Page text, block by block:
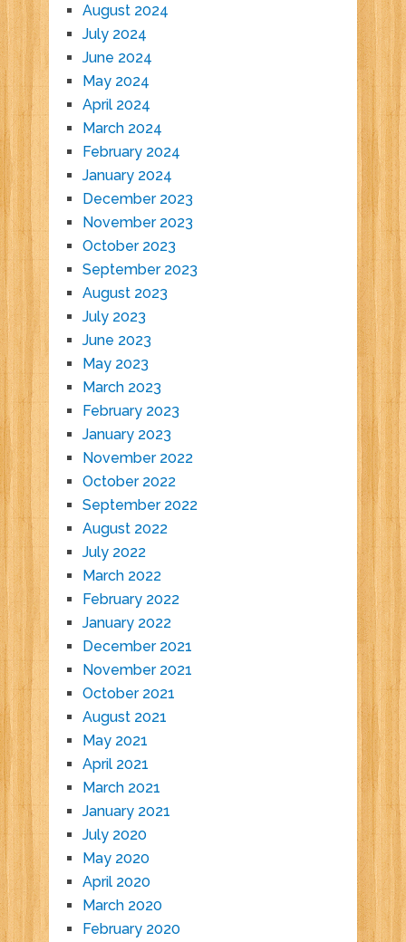
August 2024
July 2024
June 2024
May 2024
April 2024
March 2024
February 2024
January 2024
December 2023
November 2023
October 2023
September 2023
August 2023
July 2023
June 2023
May 2023
March 2023
February 2023
January 2023
November 2022
October 2022
September 2022
August 2022
July 2022
March 2022
February 2022
January 2022
December 2021
November 2021
October 2021
August 2021
May 2021
April 2021
March 2021
January 2021
July 2020
May 2020
April 2020
March 2020
February 2020